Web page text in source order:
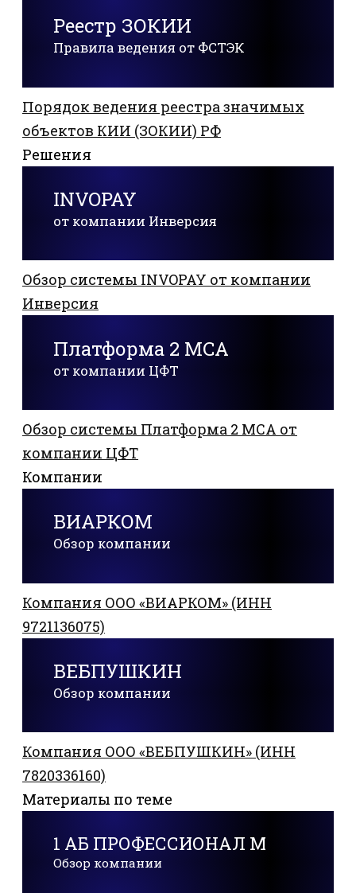
Реестр ЗОКИИ
Правила ведения от ФСТЭК
Порядок ведения реестра значимых
объектов КИИ (ЗОКИИ) РФ
Решения
INVOPAY
от компании Инверсия
Обзор системы INVOPAY от компании
Инверсия
Платформа 2 MCA
от компании ЦФТ
Обзор системы Платформа 2 MCA от
компании ЦФТ
Компании
ВИАРКОМ
Обзор компании
Компания ООО «ВИАРКОМ» (ИНН
9721136075)
ВЕБПУШКИН
Обзор компании
Компания ООО «ВЕБПУШКИН» (ИНН
7820336160)
Материалы по теме
1 АБ ПРОФЕССИОНАЛ М
Обзор компании